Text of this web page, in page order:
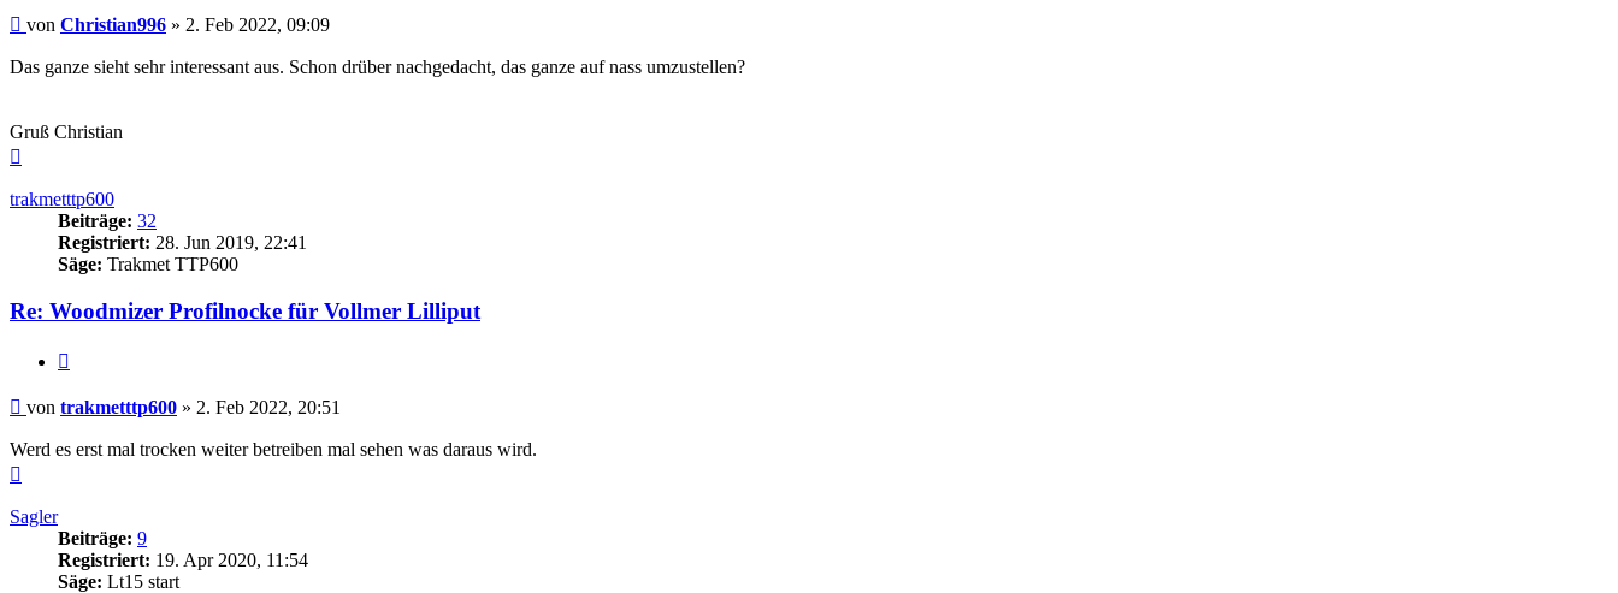
Beitrag
von Christian996 » 2. Feb 2022, 09:09
Das ganze sieht sehr interessant aus. Schon drüber nachgedacht, das ganze auf nass umzustellen?
Gruß Christian
trakmetttp600
Beiträge: 32
Registriert: 28. Jun 2019, 22:41
Säge: Trakmet TTP600
Re: Woodmizer Profilnocke für Vollmer Lilliput
Beitrag
von trakmetttp600 » 2. Feb 2022, 20:51
Werd es erst mal trocken weiter betreiben mal sehen was daraus wird.
Sagler
Beiträge: 9
Registriert: 19. Apr 2020, 11:54
Säge: Lt15 start